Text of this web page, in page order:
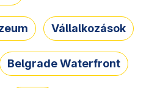
Vállalkozások
Belgrade Waterfront